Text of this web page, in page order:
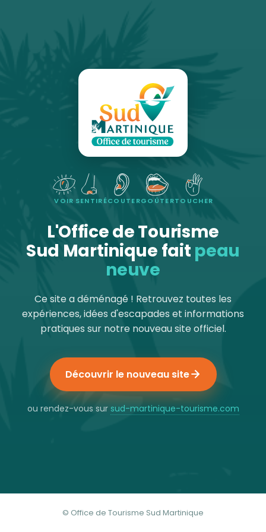
VOIR SENTIRÉCOUTERGOÛTERTOUCHER
L'Office de Tourisme
Sud Martinique fait peau
neuve
Ce site a déménagé ! Retrouvez toutes les
expériences, idées d'escapades et informations
pratiques sur notre nouveau site officiel.
Découvrir le nouveau site
ou rendez-vous sur sud-martinique-tourisme.com
© Office de Tourisme Sud Martinique